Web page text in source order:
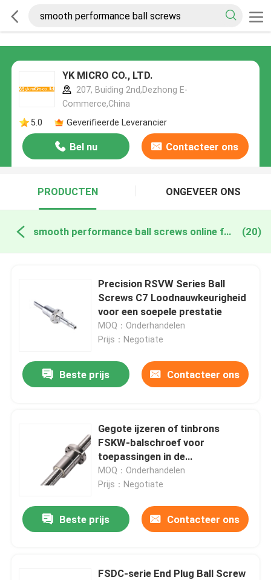
YK MICRO CO., LTD.
207, Buiding 2nd,Dezhong E-
Commerce,China
5.0
Geverifieerde Leverancier
Bel nu Contacteer ons
PRODUCTEN ONGEVEER ONS
smooth performance ball screws online fabricage (20)
Precision RSVW Series Ball
Screws C7 Loodnauwkeurigheid
voor een soepele prestatie
MOQ：Onderhandelen
Prijs：Negotiate
Beste prijs Contacteer ons
Gegote ijzeren of tinbrons
FSKW-balschroef voor
toepassingen in de
precisietechniek
MOQ：Onderhandelen
Prijs：Negotiate
Beste prijs Contacteer ons
FSDC-serie End Plug Ball Screw